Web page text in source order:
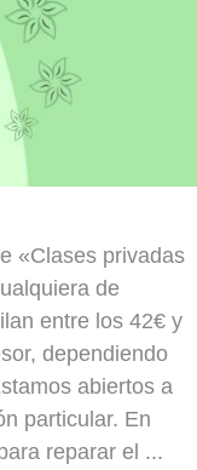
«Clases privadas
de
entre los 42€ y
dependiendo
abiertos a
particular. En
reparar el ...